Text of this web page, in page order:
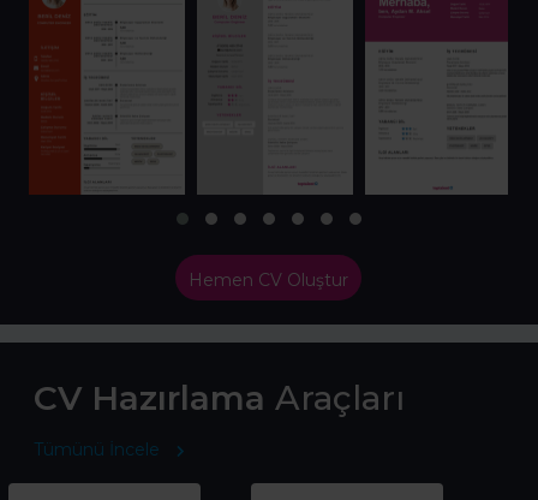
Hemen CV Oluştur
CV Hazırlama Araçları
Tümünü İncele